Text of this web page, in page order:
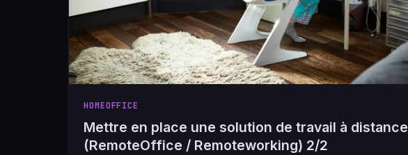
HOMEOFFICE
Mettre en place une solution de travail à distance
(RemoteOffice / Remoteworking) 2/2